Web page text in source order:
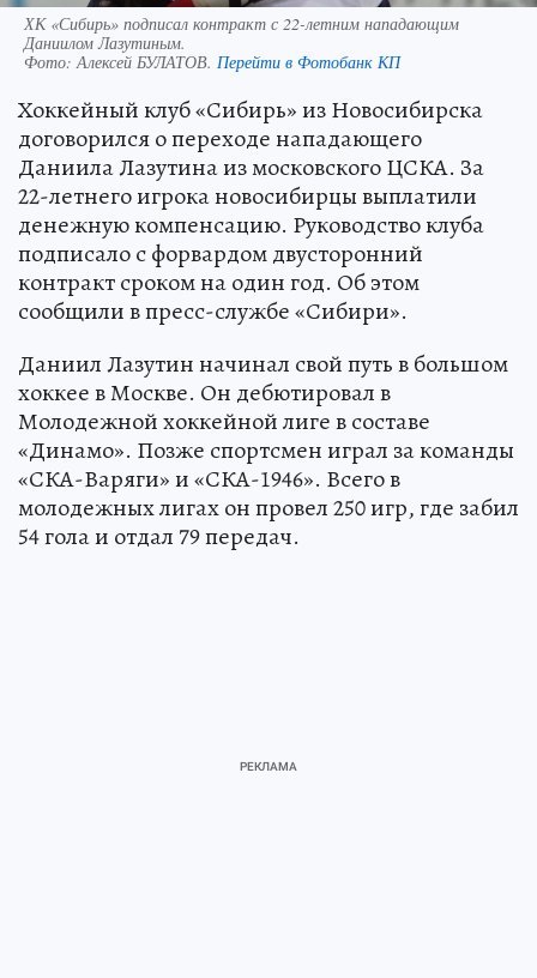
ХК «Сибирь» подписал контракт с 22-летним нападающим
Даниилом Лазутиным.
Фото: Алексей БУЛАТОВ. Перейти в Фотобанк КП
Хоккейный клуб «Сибирь» из Новосибирска
договорился о переходе нападающего
Даниила Лазутина из московского ЦСКА. За
22-летнего игрока новосибирцы выплатили
денежную компенсацию. Руководство клуба
подписало с форвардом двусторонний
контракт сроком на один год. Об этом
сообщили в пресс-службе «Сибири».
Даниил Лазутин начинал свой путь в большом
хоккее в Москве. Он дебютировал в
Молодежной хоккейной лиге в составе
«Динамо». Позже спортсмен играл за команды
«СКА-Варяги» и «СКА-1946». Всего в
молодежных лигах он провел 250 игр, где забил
54 гола и отдал 79 передач.